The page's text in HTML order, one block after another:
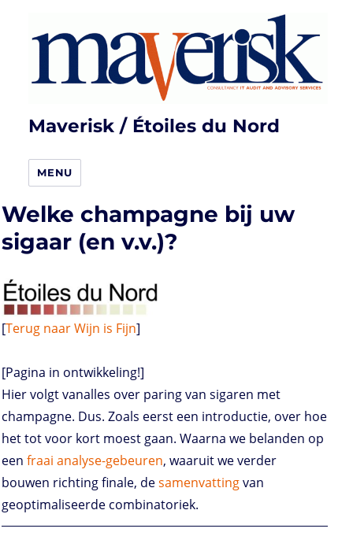
Maverisk / Étoiles du Nord
MENU
Welke champagne bij uw
sigaar (en v.v.)?
[Terug naar Wijn is Fijn]
[Pagina in ontwikkeling!]
Hier volgt vanalles over paring van sigaren met
champagne. Dus. Zoals eerst een introductie, over hoe
het tot voor kort moest gaan. Waarna we belanden op
een fraai analyse-gebeuren, waaruit we verder
bouwen richting finale, desamenvattingvan
geoptimaliseerde combinatoriek.